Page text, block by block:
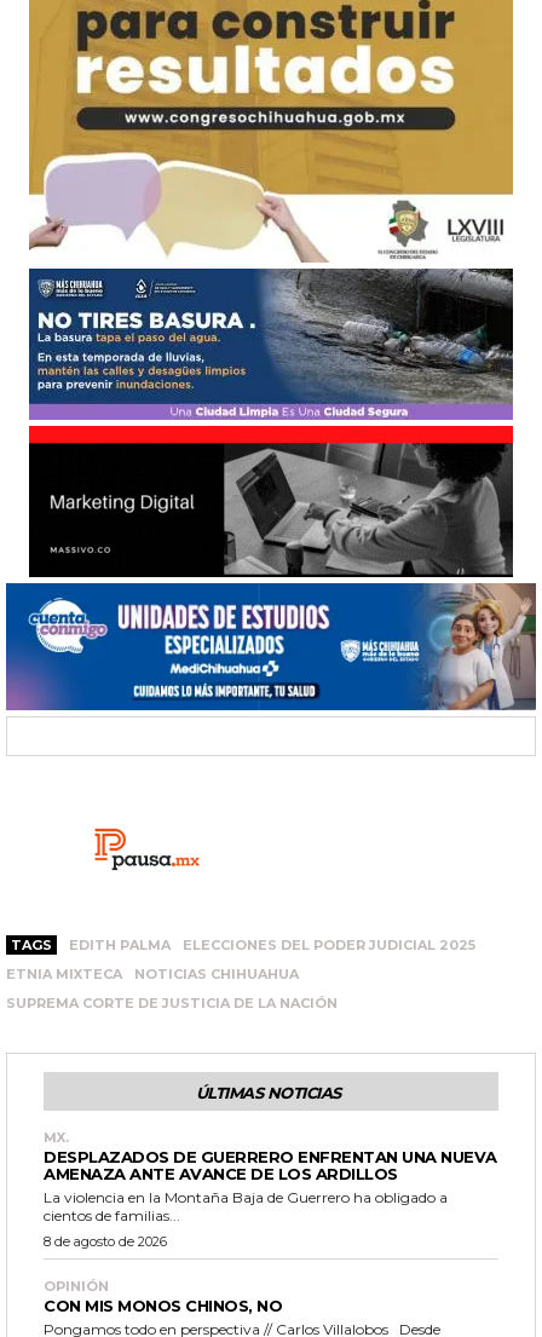
TAGS EDITH PALMA
ELECCIONES DEL PODER JUDICIAL 2025
ETNIA MIXTECA
NOTICIAS CHIHUAHUA
SUPREMA CORTE DE JUSTICIA DE LA NACIÓN
ÚLTIMAS NOTICIAS
MX.
DESPLAZADOS DE GUERRERO ENFRENTAN UNA NUEVA
AMENAZA ANTE AVANCE DE LOS ARDILLOS
La violencia en la Montaña Baja de Guerrero ha obligado a
cientos de familias...
8 de agosto de 2026
OPINIÓN
CON MIS MONOS CHINOS, NO
Pongamos todo en perspectiva // Carlos Villalobos Desde